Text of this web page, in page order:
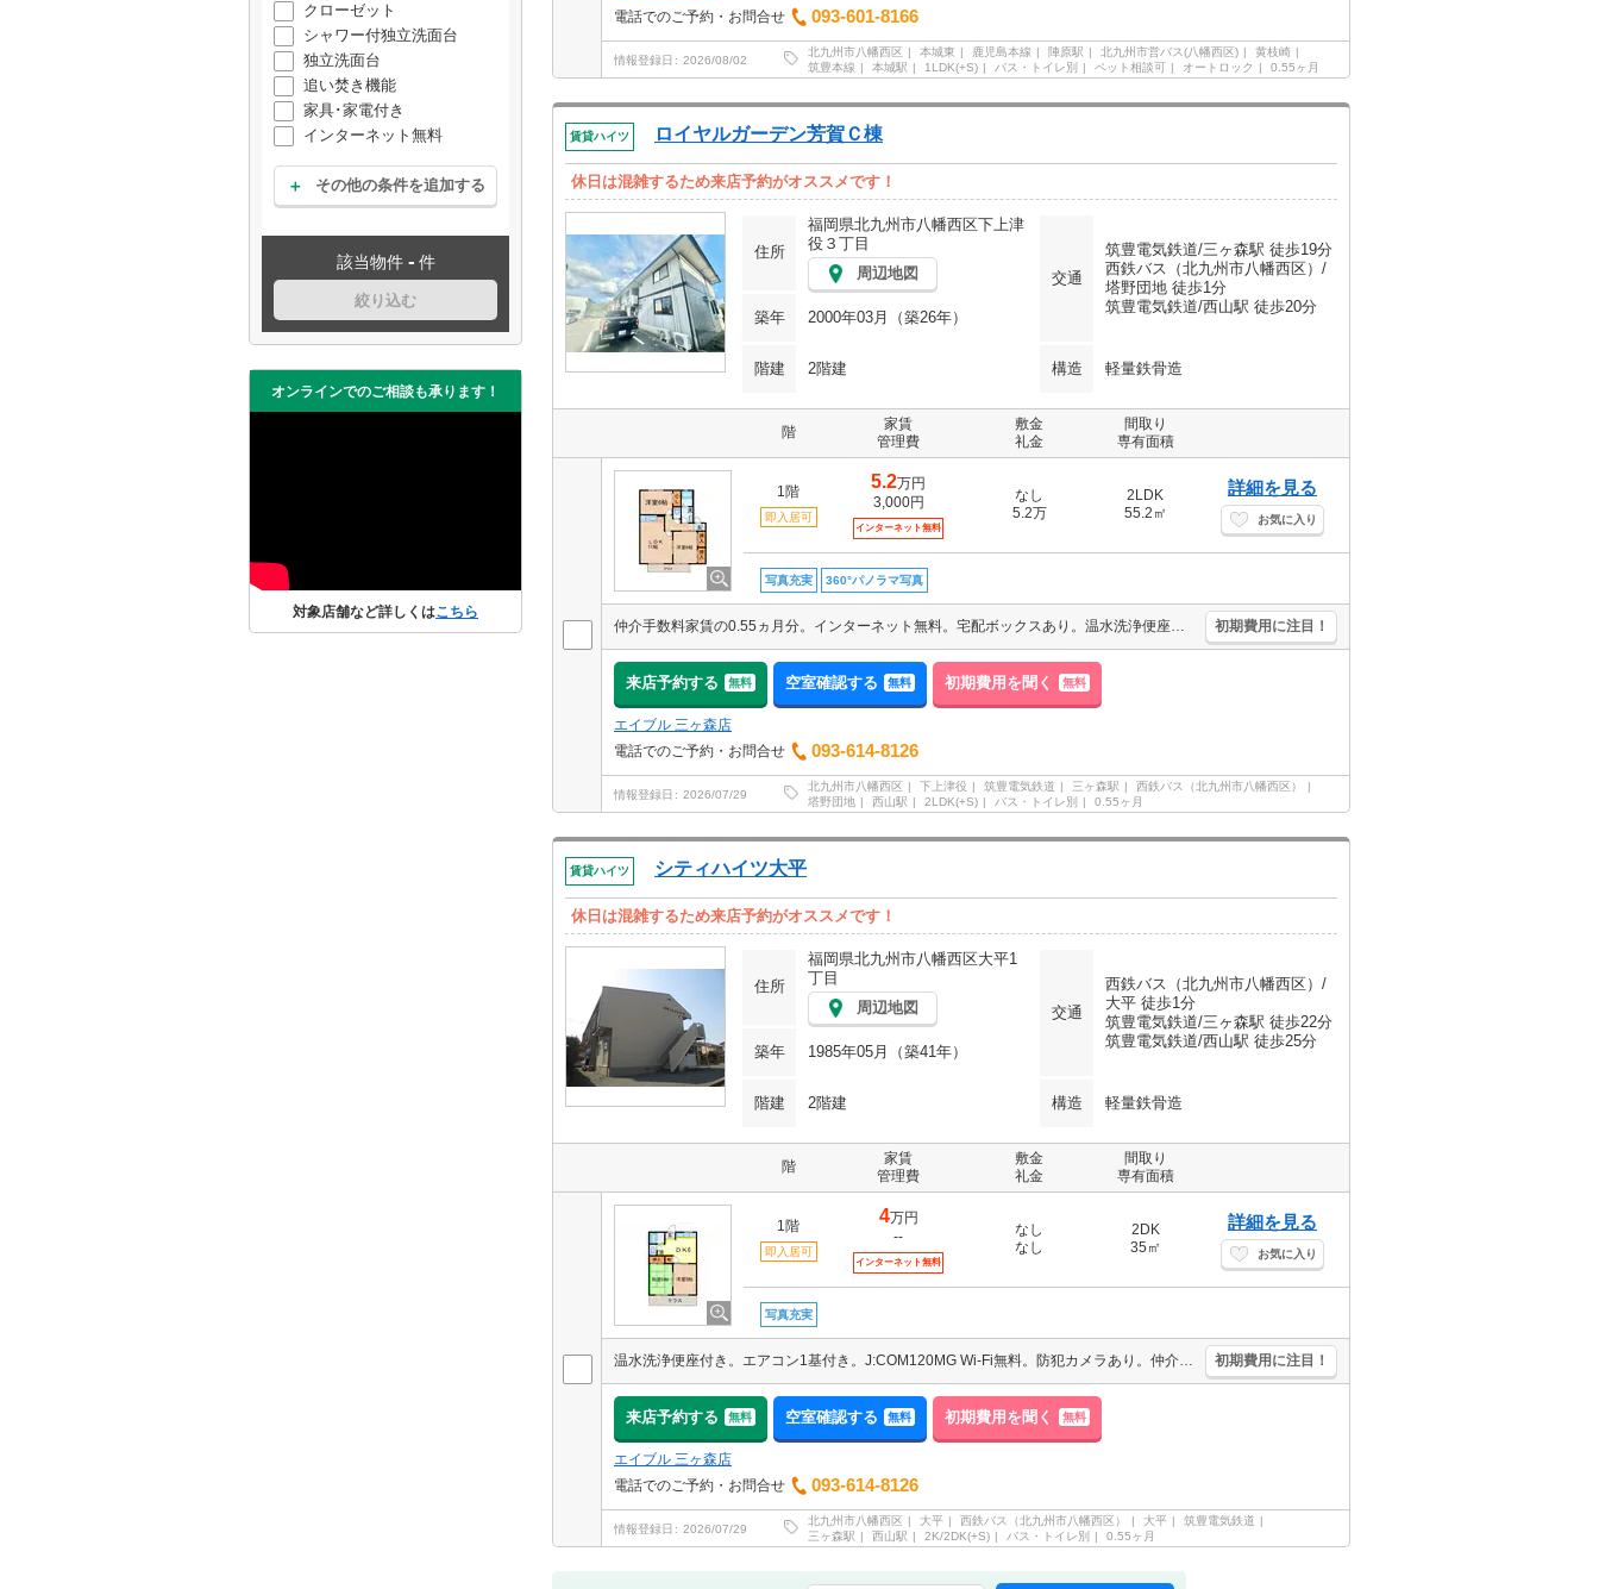
クローゼット
シャワー付独立洗面台
独立洗面台
追い焚き機能
家具･家電付き
インターネット無料
その他の条件を追加する
該当物件 - 件
絞り込む
オンラインでのご相談も承ります！
対象店舗など詳しくはこちら
電話でのご予約・お問合せ
093-601-8166
情報登録日 2026/08/02
北九州市八幡西区 本城東 鹿児島本線 陣原駅 北九州市営バス(八幡西区)
黄枝崎
筑豊本線
本城駅 1LDK(+S) バス・トイレ別 ペット相談可 オートロック 0.55ヶ月
賃貸ハイツ ロイヤルガーデン芳賀Ｃ棟
休日は混雑するため来店予約がオススメです！
住所
福岡県北九州市八幡西区下上津
役３丁目
周辺地図
交通
筑豊電気鉄道/三ヶ森駅 徒歩19分
西鉄バス（北九州市八幡西区）/
塔野団地 徒歩1分
筑豊電気鉄道/西山駅 徒歩20分
築年 2000年03月（築26年）
階建 2階建 構造 軽量鉄骨造
階
家賃
管理費
敷金
礼金
間取り
専有面積
1階
即入居可
5.2万円
3,000円
インターネット無料
なし
5.2万
2LDK
55.2㎡
詳細を見る
お気に入り
写真充実 360°パノラマ写真
仲介手数料家賃の0.55ヵ月分。インターネット無料。宅配ボックスあり。温水洗浄便座付き。シャワー付独立洗面台。エアコン1基付き。駐車場2台可(1台目と同額)。 初期費用に注目！
来店予約する 無料 空室確認する 無料 初期費用を聞く 無料
エイブル 三ヶ森店
電話でのご予約・お問合せ
093-614-8126
情報登録日 2026/07/29
北九州市八幡西区 下上津役 筑豊電気鉄道 三ヶ森駅
西鉄バス（北九州市八幡西区）
塔野団地
西山駅 2LDK(+S) バス・トイレ別 0.55ヶ月
賃貸ハイツ シティハイツ大平
休日は混雑するため来店予約がオススメです！
住所
福岡県北九州市八幡西区大平1
丁目
周辺地図
交通
西鉄バス（北九州市八幡西区）/
大平 徒歩1分
筑豊電気鉄道/三ヶ森駅 徒歩22分
筑豊電気鉄道/西山駅 徒歩25分
築年 1985年05月（築41年）
階建 2階建 構造 軽量鉄骨造
階
家賃
管理費
敷金
礼金
間取り
専有面積
1階
即入居可
4万円
--
インターネット無料
なし
なし
2DK
35㎡
詳細を見る
お気に入り
写真充実
温水洗浄便座付き。エアコン1基付き。J:COM120MG Wi-Fi無料。防犯カメラあり。仲介手数料家賃の0.55ヵ月分(税込)。追い焚き機能付きバス。TVインターホン付き。 初期費用に注目！
来店予約する 無料 空室確認する 無料 初期費用を聞く 無料
エイブル 三ヶ森店
電話でのご予約・お問合せ
093-614-8126
情報登録日 2026/07/29
北九州市八幡西区 大平 西鉄バス（北九州市八幡西区） 大平
筑豊電気鉄道
三ヶ森駅
西山駅 2K/2DK(+S) バス・トイレ別 0.55ヶ月